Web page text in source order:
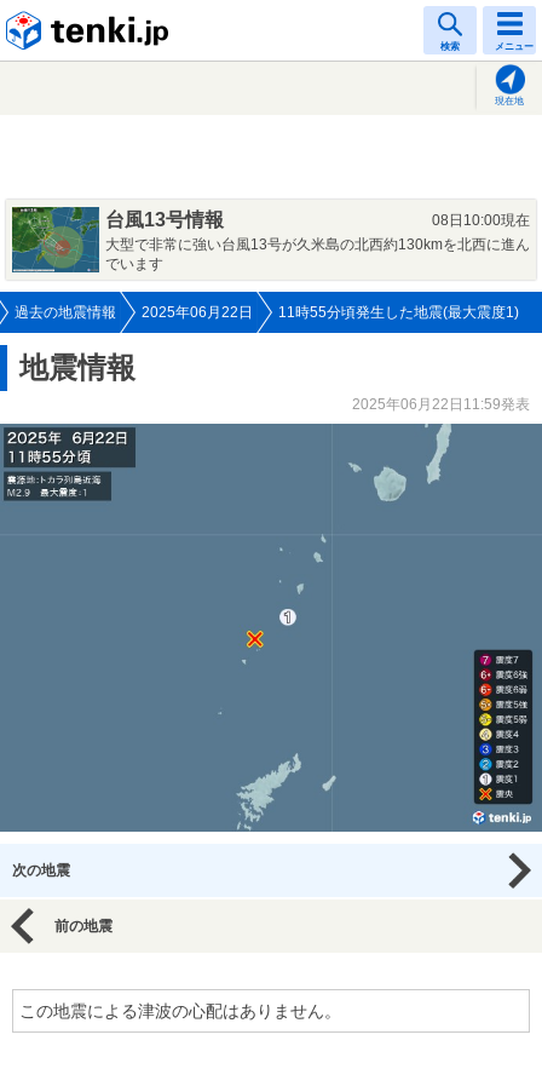
検索 メニュー
現在地
台風13号情報
08日10:00現在
大型で非常に強い台風13号が久米島の北西約130kmを北西に進ん
でいます
過去の地震情報 2025年06月22日 11時55分頃発生した地震(最大震度1)
地震情報
2025年06月22日11:59発表
次の地震
前の地震
この地震による津波の心配はありません。